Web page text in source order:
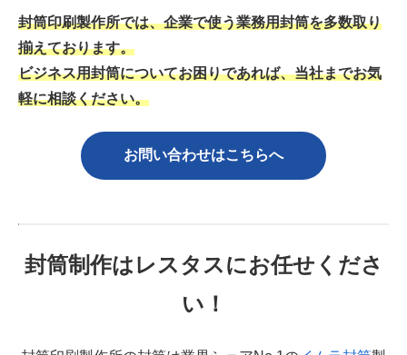
封筒印刷製作所では、企業で使う業務用封筒を多数取り
揃えております。
ビジネス用封筒についてお困りであれば、当社までお気
軽に相談ください。
お問い合わせはこちらへ
封筒制作はレスタスにお任せくださ
い！